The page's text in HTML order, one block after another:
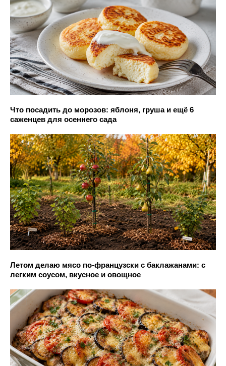
Что посадить до морозов: яблоня, груша и ещё 6
саженцев для осеннего сада
Летом делаю мясо по-французски с баклажанами: с
легким соусом, вкусное и овощное